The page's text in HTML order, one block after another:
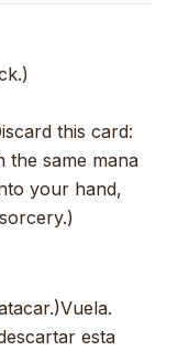
this card:
same mana
your hand,
esta